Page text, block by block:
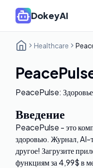
DokeyAI
Healthcare
PeacePulse: Здоровье
Введение
PeacePulse - это
здоровью. Журнал, AI-
другое! Загрузите
функциям за 4,99$ в